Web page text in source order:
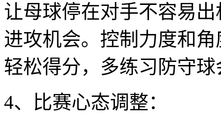
让母球停在对手不容易
进攻机会。控制力度和
轻松得分，多练习防守
4、比赛心态调整：